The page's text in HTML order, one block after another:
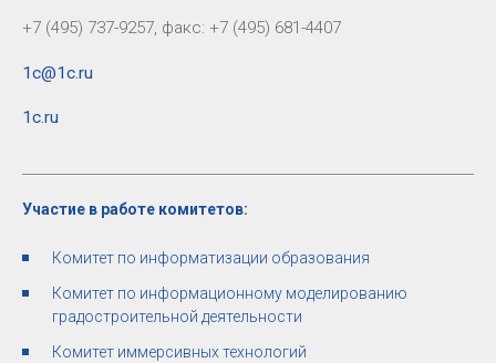
+7 (495) 737-9257, факс: +7 (495) 681-4407
1c@1c.ru
1c.ru
Участие в работе комитетов:
Комитет по информатизации образования
Комитет по информационному моделированию
градостроительной деятельности
Комитет иммерсивных технологий